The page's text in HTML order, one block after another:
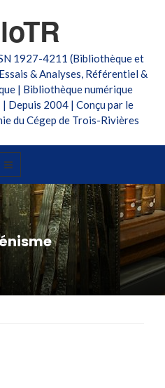
1927-4211 (Bibliothèque et
& Analyses, Référentiel &
| Bibliothèque numérique
Depuis 2004 | Conçu par le
du Cégep de Trois-Rivières